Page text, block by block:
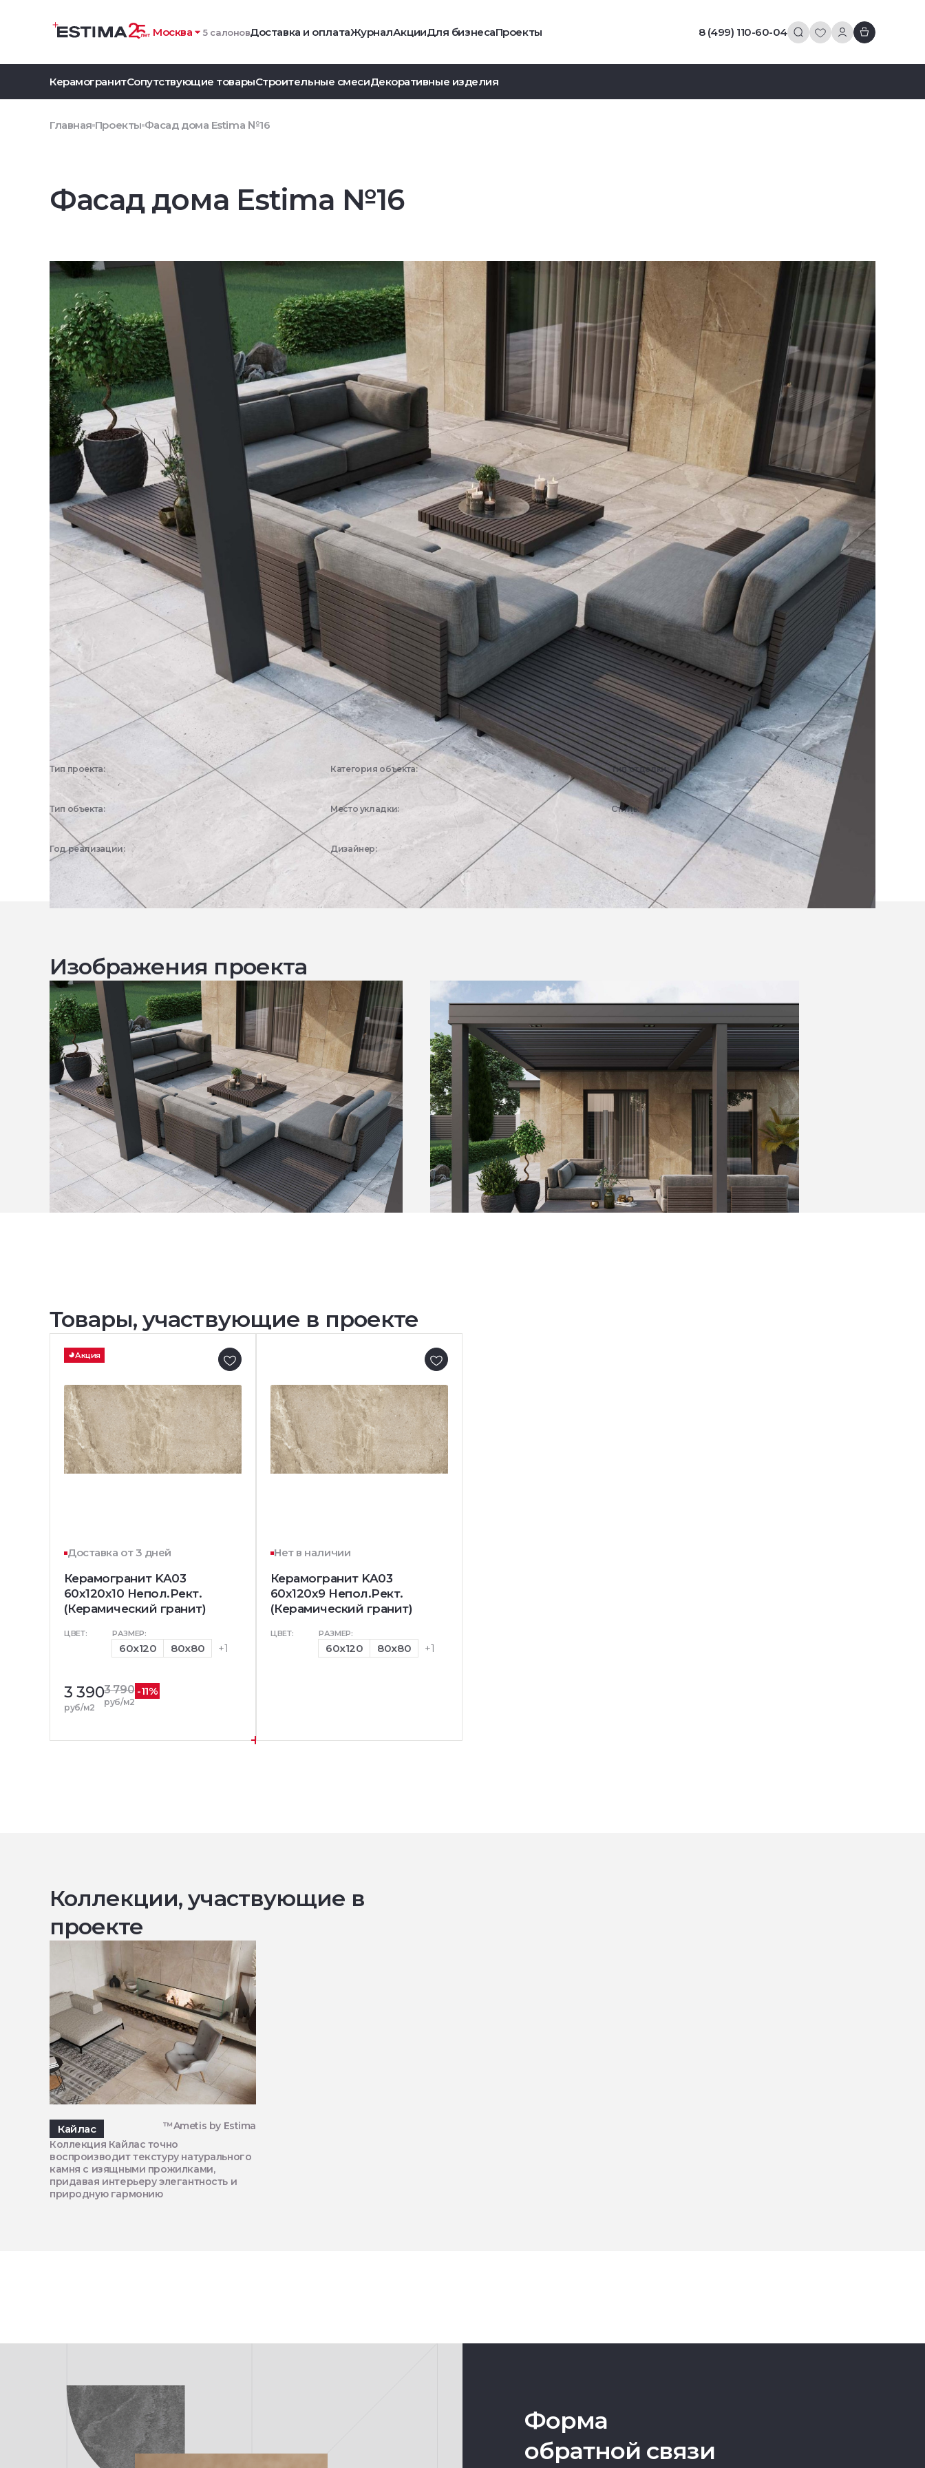
Москва 5 салоновДоставка и оплатаЖурналАкцииДля бизнесаПроекты 8 (499) 110-60-04
КерамогранитСопутствующие товарыСтроительные смесиДекоративные изделия
Главная Проекты Фасад дома Estima №16
Фасад дома Estima №16
Тип проекта:
3D визуализация
Категория объекта:
Жилые объекты
Тип отделки:
Экстерьер
Тип объекта:
Частный дом
Место укладки:
Фасад
Стиль:
Современный
Год реализации:
2023
Дизайнер:
Эстима Дизайн
Изображения проекта
Товары, участвующие в проекте
Акция
Доставка от 3 дней
Керамогранит KA03
60x120х10 Непол.Рект.
(Керамический гранит)
ЦВЕТ: РАЗМЕР:
60x120 80x80 +1
3 390
руб/м2
3 790
руб/м2
-11%
Нет в наличии
Керамогранит KA03
60x120х9 Непол.Рект.
(Керамический гранит)
ЦВЕТ: РАЗМЕР:
60x120 80x80 +1
Коллекции, участвующие в
проекте
Кайлас
™Ametis by Estima
Коллекция Кайлас точно
воспроизводит текстуру натурального
камня с изящными прожилками,
придавая интерьеру элегантность и
природную гармонию
Форма
обратной связи